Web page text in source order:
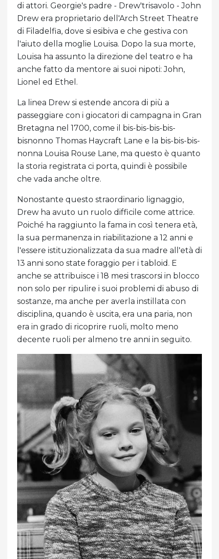
di attori. Georgie's padre - Drew'trisavolo - John
Drew era proprietario dell'Arch Street Theatre
di Filadelfia, dove si esibiva e che gestiva con
l'aiuto della moglie Louisa. Dopo la sua morte,
Louisa ha assunto la direzione del teatro e ha
anche fatto da mentore ai suoi nipoti: John,
Lionel ed Ethel.
La linea Drew si estende ancora di più a
passeggiare con i giocatori di campagna in Gran
Bretagna nel 1700, come il bis-bis-bis-bis-
bisnonno Thomas Haycraft Lane e la bis-bis-bis-
nonna Louisa Rouse Lane, ma questo è quanto
la storia registrata ci porta, quindi è possibile
che vada anche oltre.
Nonostante questo straordinario lignaggio,
Drew ha avuto un ruolo difficile come attrice.
Poiché ha raggiunto la fama in così tenera età,
la sua permanenza in riabilitazione a 12 anni e
l'essere istituzionalizzata da sua madre all'età di
13 anni sono state foraggio per i tabloid. E
anche se attribuisce i 18 mesi trascorsi in blocco
non solo per ripulire i suoi problemi di abuso di
sostanze, ma anche per averla instillata con
disciplina, quando è uscita, era una paria, non
era in grado di ricoprire ruoli, molto meno
decente ruoli per almeno tre anni in seguito.